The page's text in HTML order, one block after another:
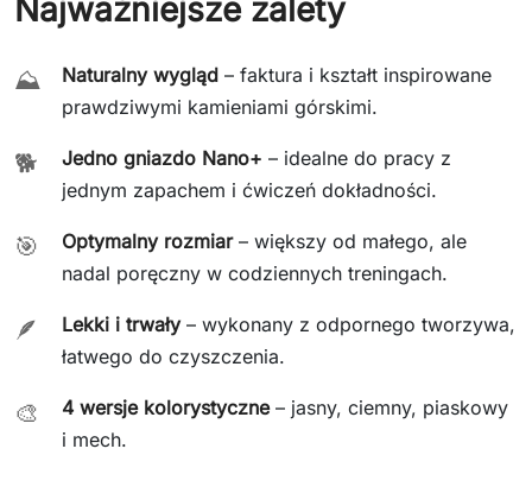
Najważniejsze zalety
⛰️ Naturalny wygląd – faktura i kształt inspirowane
prawdziwymi kamieniami górskimi.
🐕 Jedno gniazdo Nano+ – idealne do pracy z
jednym zapachem i ćwiczeń dokładności.
🎯 Optymalny rozmiar– większy od małego, ale
nadal poręczny w codziennych treningach.
🪶 Lekki i trwały– wykonany z odpornego tworzywa,
łatwego do czyszczenia.
🎨 4 wersje kolorystyczne– jasny, ciemny, piaskowy
i mech.